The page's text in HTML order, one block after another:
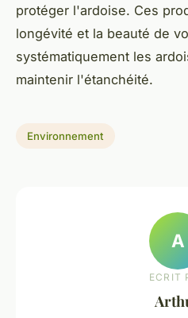
protéger l'ardoise. Ces
longévité et la beauté de
systématiquement les
maintenir l'étanchéité.
Environnement
A
ECRIT